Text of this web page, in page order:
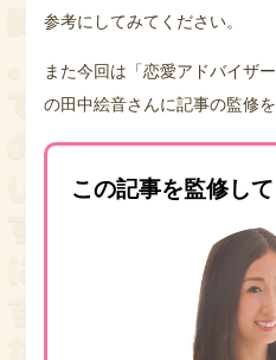
参考にしてみてください。
また今回は「恋愛アドバイザ
の田中絵音さんに記事の監修
この記事を監修し